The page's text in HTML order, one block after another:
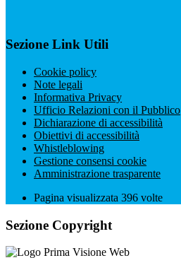
Sezione Link Utili
Cookie policy
Note legali
Informativa Privacy
Ufficio Relazioni con il Pubblico
Dichiarazione di accessibilità
Obiettivi di accessibilità
Whistleblowing
Gestione consensi cookie
Amministrazione trasparente
Pagina visualizzata 396 volte
Sezione Copyright